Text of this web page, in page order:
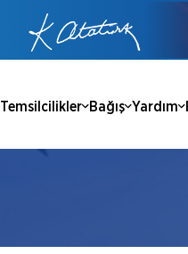
Temsilcilikler Bağış Yardım